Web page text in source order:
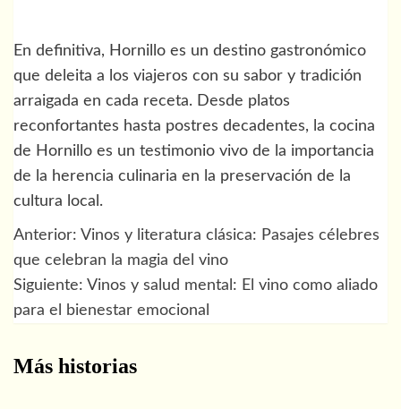
En definitiva, Hornillo es un destino gastronómico
que deleita a los viajeros con su sabor y tradición
arraigada en cada receta. Desde platos
reconfortantes hasta postres decadentes, la cocina
de Hornillo es un testimonio vivo de la importancia
de la herencia culinaria en la preservación de la
cultura local.
Navegación
de
entradas
Anterior: Vinos y literatura clásica: Pasajes célebres
que celebran la magia del vino
Siguiente: Vinos y salud mental: El vino como aliado
para el bienestar emocional
Más historias